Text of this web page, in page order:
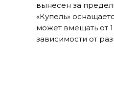
вынесен за
«Купель»
может вмещать от
зависимости от